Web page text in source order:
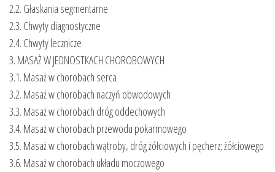
2.2. Głaskania segmentarne
2.3. Chwyty diagnostyczne
2.4. Chwyty lecznicze
3. MASAŻ W JEDNOSTKACH CHOROBOWYCH
3.1. Masaż w chorobach serca
3.2. Masaż w chorobach naczyń obwodowych
3.3. Masaż w chorobach dróg oddechowych
3.4. Masaż w chorobach przewodu pokarmowego
3.5. Masaż w chorobach wątroby, dróg żółciowych i pęcherz; żółciowego
3.6. Masaż w chorobach układu moczowego